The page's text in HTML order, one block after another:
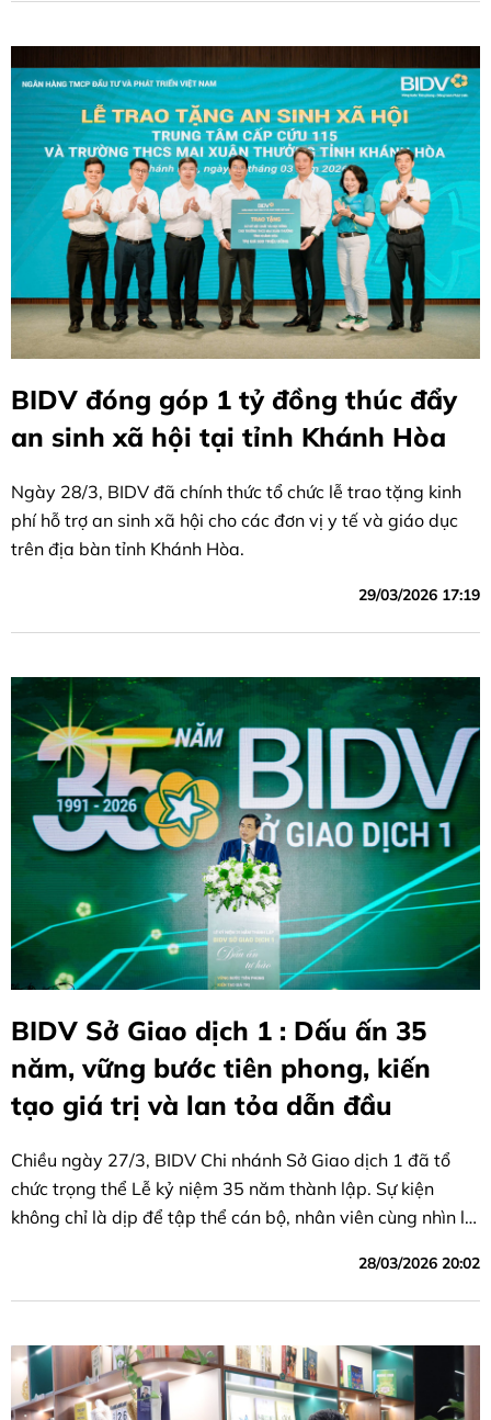
BIDV đóng góp 1 tỷ đồng thúc đẩy
an sinh xã hội tại tỉnh Khánh Hòa
Ngày 28/3, BIDV đã chính thức tổ chức lễ trao tặng kinh
phí hỗ trợ an sinh xã hội cho các đơn vị y tế và giáo dục
trên địa bàn tỉnh Khánh Hòa.
29/03/2026 17:19
BIDV Sở Giao dịch 1 : Dấu ấn 35
năm, vững bước tiên phong, kiến
tạo giá trị và lan tỏa dẫn đầu
Chiều ngày 27/3, BIDV Chi nhánh Sở Giao dịch 1 đã tổ
chức trọng thể Lễ kỷ niệm 35 năm thành lập. Sự kiện
không chỉ là dịp để tập thể cán bộ, nhân viên cùng nhìn lại
dẫn dắt hệ thống bước vào một kỷ nguyên bứt phá mới.
28/03/2026 20:02